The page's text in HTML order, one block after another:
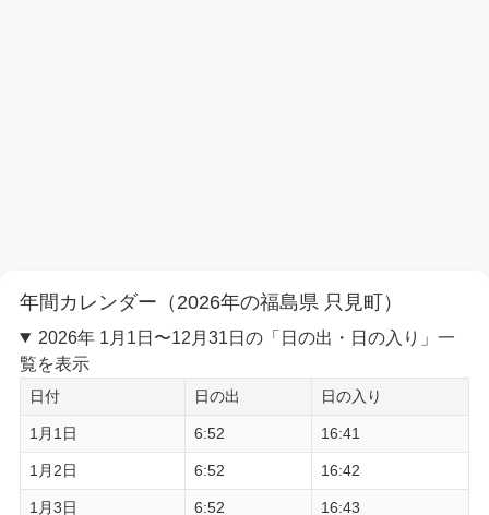
年間カレンダー（2026年の福島県 只見町）
2026年 1月1日〜12月31日の「日の出・日の入り」一
覧を表示
日付 日の出 日の入り
1月1日 6:52 16:41
1月2日 6:52 16:42
1月3日 6:52 16:43